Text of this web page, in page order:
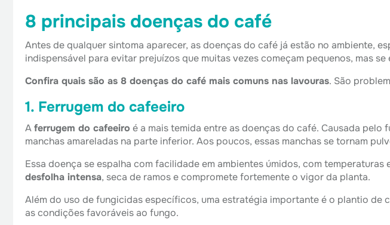
8 principais doenças do café
Antes de qualquer sintoma aparecer, as doenças do café já estão no ambiente,
indispensável para evitar prejuízos que muitas vezes começam pequenos, mas se
Confira quais são as 8 doenças do café mais comuns nas lavouras. São
1. Ferrugem do cafeeiro
Aferrugem do cafeeiro é a mais temida entre as doenças do café. Causada pelo
manchas amareladas na parte inferior. Aos poucos, essas manchas se tornam
Essa doença se espalha com facilidade em ambientes úmidos, com
desfolha intensa, seca de ramos e compromete fortemente o vigor da planta.
Além do uso de fungicidas específicos, uma estratégia importante é o plantio
as condições favoráveis ao fungo.